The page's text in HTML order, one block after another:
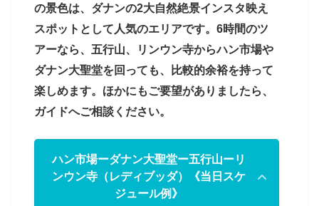
の景色は、ダナンの2大自然絶景インスタ映え
スポットとして人気のエリアです。6時間のツ
アーなら、五行山、リンウン寺からハン市場や
ダナン大聖堂を回っても、比較的余裕を持って
楽しめます。ほかにもご要望がありましたら、
ガイドへご相談ください。
ハン市場ーダナン大聖堂ー五行山ーリ
ンウン寺（レディブッダ）《当日スケ
ジュール例》